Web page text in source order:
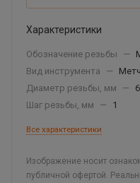
Характеристики
Обозначение резьбы —
Вид инструмента
—
Диаметр резьбы, мм
—
6
Шаг резьбы, мм
— 1
Все характеристики
Изображение носит
публичной офертой.